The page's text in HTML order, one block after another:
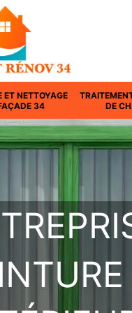
ET NETTOYAGE
34
DE